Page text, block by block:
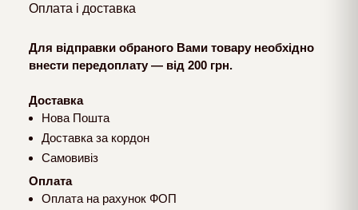
Оплата і доставка
Для відправки обраного Вами товару необхідно
внести передоплату — від 200 грн.
Доставка
Нова Пошта
Доставка за кордон
Самовивіз
Оплата
Оплата на рахунок ФОП